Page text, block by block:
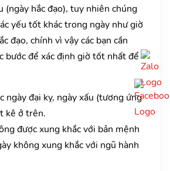
(ngày hắc đạo), tuy nhiên chúng
yếu tốt khác trong ngày như giờ
đạo, chính vì vậy các bạn cần
bước để xác định giờ tốt nhất để
ngày đại kỵ, ngày xấu (tương ứng
kê ở trên.
được xung khắc với bản mệnh
không xung khắc với ngũ hành